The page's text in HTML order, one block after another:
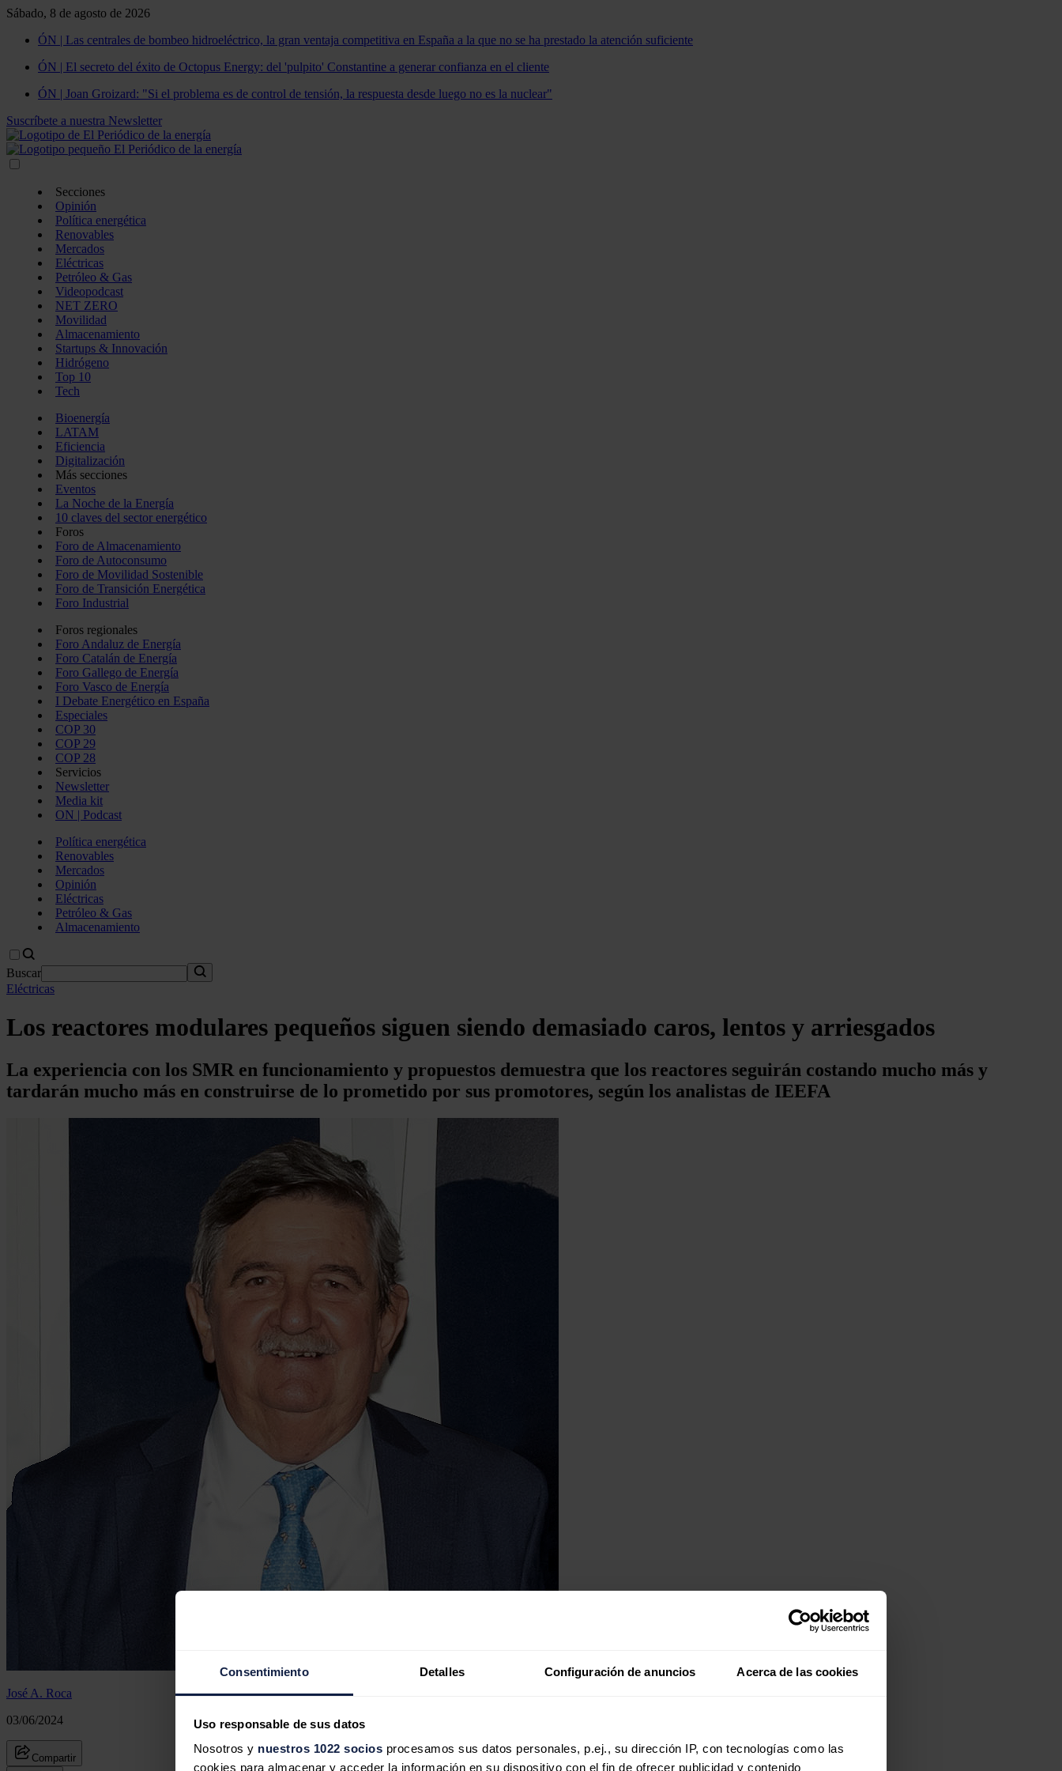
Consentimiento Detalles Configuración de anuncios Acerca de las cookies
Uso responsable de sus datos
Nosotros y nuestros 1022 socios procesamos sus datos personales, p.ej., su dirección IP, con tecnologías como las
cookies para almacenar y acceder la información en su dispositivo con el fin de ofrecer publicidad y contenido
Sábado, 8 de agosto de 2026
ÓN | Las centrales de bombeo hidroeléctrico, la gran ventaja competitiva en España a la que no se ha prestado la atención suficiente
ÓN | El secreto del éxito de Octopus Energy: del 'pulpito' Constantine a generar confianza en el cliente
ÓN | Joan Groizard: "Si el problema es de control de tensión, la respuesta desde luego no es la nuclear"
Suscríbete a nuestra Newsletter
Secciones
Opinión
Política energética
Renovables
Mercados
Eléctricas
Petróleo & Gas
Videopodcast
NET ZERO
Movilidad
Almacenamiento
Startups & Innovación
Hidrógeno
Top 10
Tech
Bioenergía
LATAM
Eficiencia
Digitalización
Más secciones
Eventos
La Noche de la Energía
10 claves del sector energético
Foros
Foro de Almacenamiento
Foro de Autoconsumo
Foro de Movilidad Sostenible
Foro de Transición Energética
Foro Industrial
Foros regionales
Foro Andaluz de Energía
Foro Catalán de Energía
Foro Gallego de Energía
Foro Vasco de Energía
I Debate Energético en España
Especiales
COP 30
COP 29
COP 28
Servicios
Newsletter
Media kit
ON | Podcast
Política energética
Renovables
Mercados
Opinión
Eléctricas
Petróleo & Gas
Almacenamiento
Buscar
Eléctricas
Los reactores modulares pequeños siguen siendo demasiado caros, lentos y arriesgados
La experiencia con los SMR en funcionamiento y propuestos demuestra que los reactores seguirán costando mucho más y
tardarán mucho más en construirse de lo prometido por sus promotores, según los analistas de IEEFA
José A. Roca
03/06/2024
Compartir